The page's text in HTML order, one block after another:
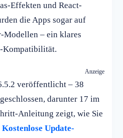
Effekten und React-
die Apps sogar auf
– ein klares
Kompatibilität.
Anzeige
veröffentlicht – 38
darunter 17 im
Anleitung zeigt, wie Sie
Kostenlose Update-